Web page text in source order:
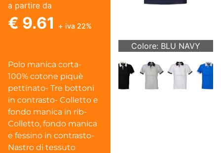
Colore: BLU NAVY
a partire da
€ 9.61 + iva 22%
Polo manica corta-
100% cotone piquè
pettinato- Tre bottoni
in contrasto- Colletto e
fondo manica in rib-
Colletto, fondo manica
e fessino in contrasto-
Nastro di tessuto